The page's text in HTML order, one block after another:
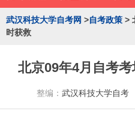
武汉科技大学自考网 >自考政策 >
时获救
北京09年4月自考
整编： 武汉科技大学自考